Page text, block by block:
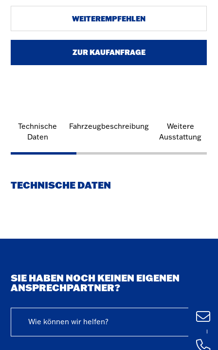
Ulm
WEITEREMPFEHLEN
ZUR KAUFANFRAGE
Technische
Daten
Fahrzeugbeschreibung
Weitere
Ausstattung
TECHNISCHE DATEN
SIE HABEN NOCH KEINEN EIGENEN
ANSPRECHPARTNER?
Wie können wir helfen?